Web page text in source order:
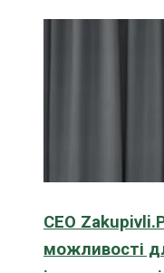
CEO
можливості